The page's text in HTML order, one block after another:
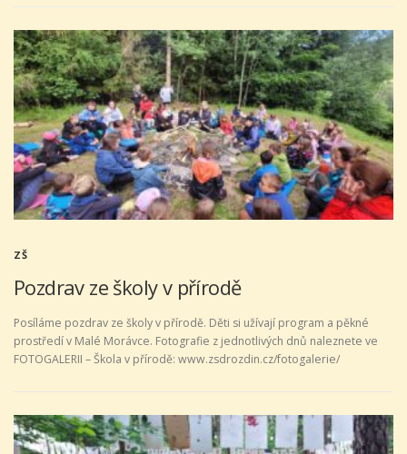
ZŠ
Pozdrav ze školy v přírodě
Posíláme pozdrav ze školy v přírodě. Děti si užívají program a pěkné
prostředí v Malé Morávce. Fotografie z jednotlivých dnů naleznete ve
FOTOGALERII – Škola v přírodě: www.zsdrozdin.cz/fotogalerie/